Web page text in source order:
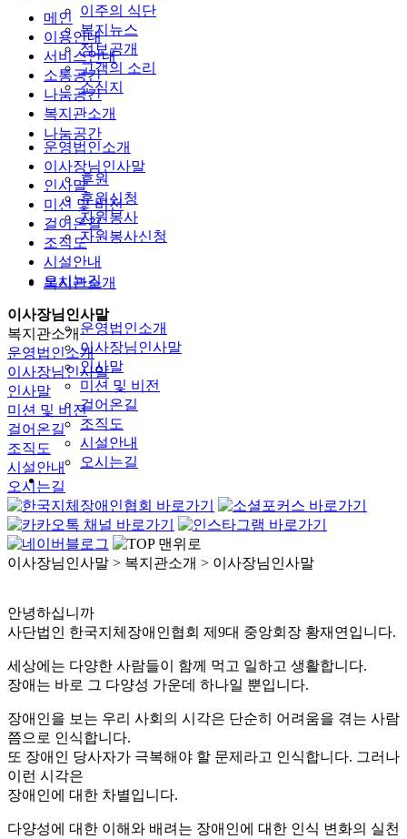
이주의 식단
복지뉴스
정보공개
고객의 소리
소식지
나눔공간
후원
후원신청
자원봉사
자원봉사신청
복지관소개
운영법인소개
이사장님인사말
인사말
미션 및 비전
걸어온길
조직도
시설안내
오시는길
메인
이용안내
서비스안내
소통공간
나눔공간
복지관소개
운영법인소개
이사장님인사말
인사말
미션 및 비전
걸어온길
조직도
시설안내
오시는길
이사장님인사말
복지관소개
운영법인소개
이사장님인사말
인사말
미션 및 비전
걸어온길
조직도
시설안내
오시는길
이사장님인사말 > 복지관소개 > 이사장님인사말
안녕하십니까
사단법인 한국지체장애인협회 제9대 중앙회장 황재연입니다.
세상에는 다양한 사람들이 함께 먹고 일하고 생활합니다.
장애는 바로 그 다양성 가운데 하나일 뿐입니다.
장애인을 보는 우리 사회의 시각은 단순히 어려움을 겪는 사람
쯤으로 인식합니다.
또 장애인 당사자가 극복해야 할 문제라고 인식합니다. 그러나
이런 시각은
장애인에 대한 차별입니다.
다양성에 대한 이해와 배려는 장애인에 대한 인식 변화의 실천